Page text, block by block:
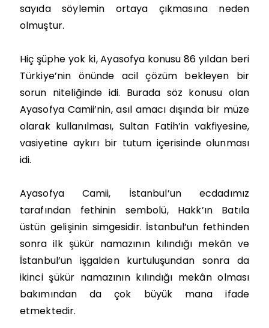
sayıda söylemin ortaya çıkmasına neden
olmuştur.
Hiç şüphe yok ki, Ayasofya konusu 86 yıldan beri
Türkiye’nin önünde acil çözüm bekleyen bir
sorun niteliğinde idi. Burada söz konusu olan
Ayasofya Camii’nin, asıl amacı dışında bir müze
olarak kullanılması, Sultan Fatih’in vakfiyesine,
vasiyetine aykırı bir tutum içerisinde olunması
idi.
Ayasofya Camii, İstanbul’un ecdadımız
tarafından fethinin sembolü, Hakk’ın Batıla
üstün gelişinin simgesidir. İstanbul’un fethinden
sonra ilk şükür namazının kılındığı mekân ve
İstanbul’un işgalden kurtuluşundan sonra da
ikinci şükür namazının kılındığı mekân olması
bakımından da çok büyük mana ifade
etmektedir.